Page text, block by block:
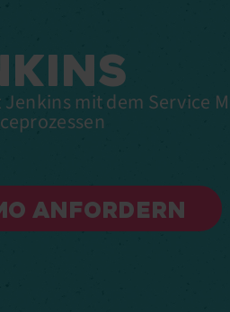
mit dem Service
ANFORDERN